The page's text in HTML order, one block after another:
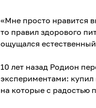
«Мне просто нравится
то правил здорового
ощущался естественный
10 лет назад Родион
экспериментами: купил
на которые с радостью